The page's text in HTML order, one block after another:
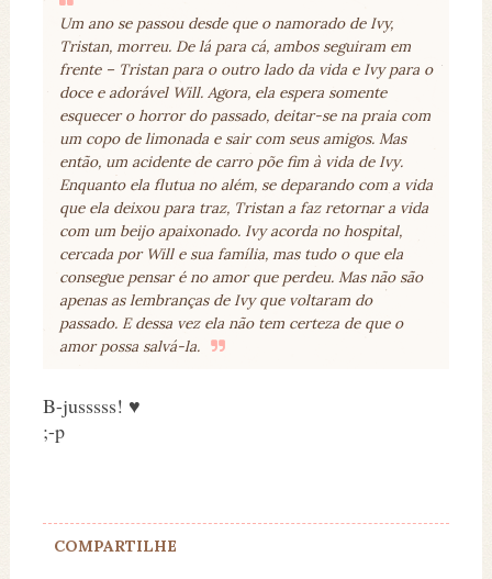
Um ano se passou desde que o namorado de Ivy,
Tristan, morreu. De lá para cá, ambos seguiram em
frente – Tristan para o outro lado da vida e Ivy para o
doce e adorável Will. Agora, ela espera somente
esquecer o horror do passado, deitar-se na praia com
um copo de limonada e sair com seus amigos. Mas
então, um acidente de carro põe fim à vida de Ivy.
Enquanto ela flutua no além, se deparando com a vida
que ela deixou para traz, Tristan a faz retornar a vida
com um beijo apaixonado. Ivy acorda no hospital,
cercada por Will e sua família, mas tudo o que ela
consegue pensar é no amor que perdeu. Mas não são
apenas as lembranças de Ivy que voltaram do
passado. E dessa vez ela não tem certeza de que o
amor possa salvá-la.
B-jusssss! ♥
;-p
COMPARTILHE